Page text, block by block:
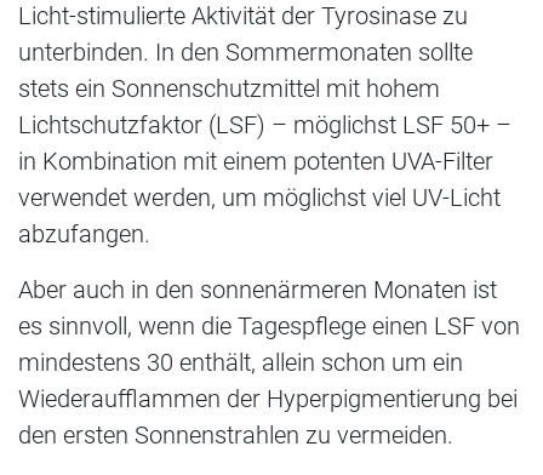
Licht-stimulierte Aktivität der Tyrosinase zu
unterbinden. In den Sommermonaten sollte
stets ein Sonnenschutzmittel mit hohem
Lichtschutzfaktor (LSF) – möglichst LSF 50+ –
in Kombination mit einem potenten UVA-Filter
verwendet werden, um möglichst viel UV-Licht
abzufangen.
Aber auch in den sonnenärmeren Monaten ist
es sinnvoll, wenn die Tagespflege einen LSF von
mindestens 30 enthält, allein schon um ein
Wiederaufflammen der Hyperpigmentierung bei
den ersten Sonnenstrahlen zu vermeiden.